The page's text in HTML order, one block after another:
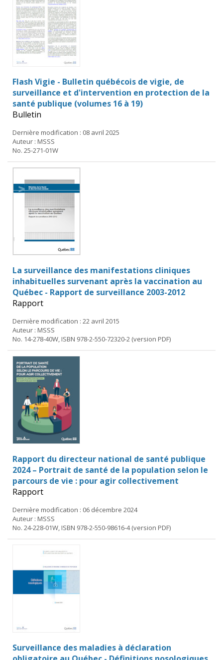
Flash Vigie - Bulletin québécois de vigie, de
surveillance et d'intervention en protection de la
santé publique (volumes 16 à 19)
Bulletin
Dernière modification : 08 avril 2025
Auteur : MSSS
No. 25-271-01W
La surveillance des manifestations cliniques
inhabituelles survenant après la vaccination au
Québec - Rapport de surveillance 2003-2012
Rapport
Dernière modification : 22 avril 2015
Auteur : MSSS
No. 14-278-40W, ISBN 978-2-550-72320-2 (version PDF)
Rapport du directeur national de santé publique
2024 – Portrait de santé de la population selon le
parcours de vie : pour agir collectivement
Rapport
Dernière modification : 06 décembre 2024
Auteur : MSSS
No. 24-228-01W, ISBN 978-2-550-98616-4 (version PDF)
Surveillance des maladies à déclaration